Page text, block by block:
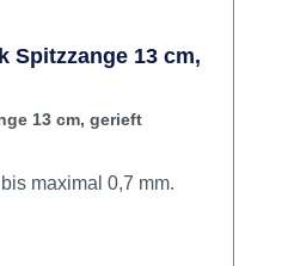
Spitzzange 13 cm,
13 cm, gerieft
maximal 0,7 mm.